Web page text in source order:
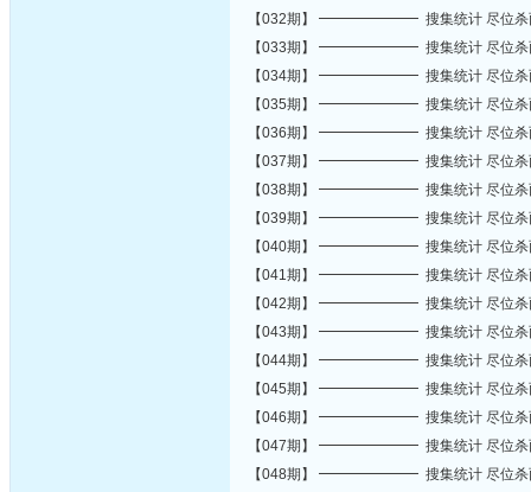
【032期】 ━━━━━━━ 搜集统计 尽
【033期】 ━━━━━━━ 搜集统计 尽
【034期】 ━━━━━━━ 搜集统计 尽
【035期】 ━━━━━━━ 搜集统计 尽
【036期】 ━━━━━━━ 搜集统计 尽
【037期】 ━━━━━━━ 搜集统计 尽
【038期】 ━━━━━━━ 搜集统计 尽
【039期】 ━━━━━━━ 搜集统计 尽
【040期】 ━━━━━━━ 搜集统计 尽
【041期】 ━━━━━━━ 搜集统计 尽
【042期】 ━━━━━━━ 搜集统计 尽
【043期】 ━━━━━━━ 搜集统计 尽
【044期】 ━━━━━━━ 搜集统计 尽
【045期】 ━━━━━━━ 搜集统计 尽
【046期】 ━━━━━━━ 搜集统计 尽
【047期】 ━━━━━━━ 搜集统计 尽
【048期】 ━━━━━━━ 搜集统计 尽